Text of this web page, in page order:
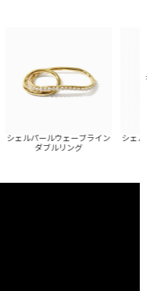
シェルパールウェーブライン
ダブルリング
シェル